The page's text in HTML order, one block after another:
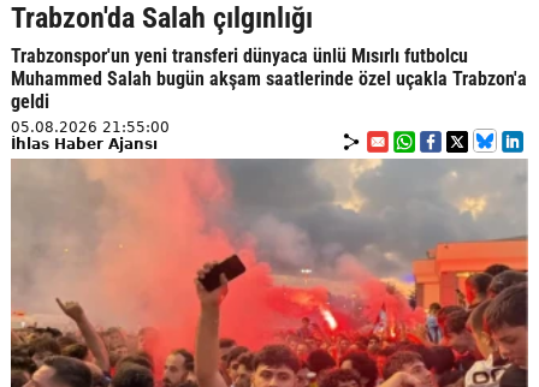
Trabzon'da Salah çılgınlığı
Trabzonspor'un yeni transferi dünyaca ünlü Mısırlı futbolcu
Muhammed Salah bugün akşam saatlerinde özel uçakla Trabzon'a
geldi
05.08.2026 21:55:00
İhlas Haber Ajansı